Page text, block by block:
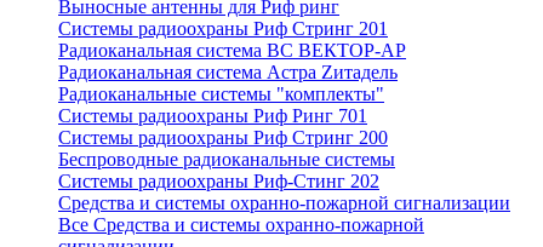
Выносные антенны для Риф ринг
Системы радиоохраны Риф Стринг 201
Радиоканальная система ВС ВЕКТОР-АР
Радиоканальная система Астра Zитадель
Радиоканальные системы "комплекты"
Системы радиоохраны Риф Ринг 701
Системы радиоохраны Риф Стринг 200
Беспроводные радиоканальные системы
Системы радиоохраны Риф-Стинг 202
Средства и системы охранно-пожарной сигнализации
Все Средства и системы охранно-пожарной